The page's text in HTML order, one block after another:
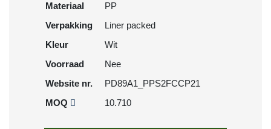
Materiaal
PP
Verpakking
Liner packed
Kleur
Wit
Voorraad
Nee
Website nr.
PD89A1_PPS2FCCP21
MOQ
10.710